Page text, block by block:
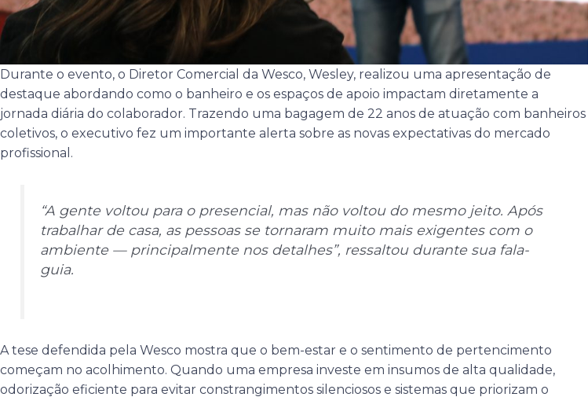
Durante o evento, o Diretor Comercial da Wesco, Wesley, realizou uma apresentação de
destaque abordando como o banheiro e os espaços de apoio impactam diretamente a
jornada diária do colaborador. Trazendo uma bagagem de 22 anos de atuação com banheiros
coletivos, o executivo fez um importante alerta sobre as novas expectativas do mercado
profissional.
“A gente voltou para o presencial, mas não voltou do mesmo jeito. Após
trabalhar de casa, as pessoas se tornaram muito mais exigentes com o
ambiente — principalmente nos detalhes”, ressaltou durante sua fala-
guia.
A tese defendida pela Wesco mostra que o bem-estar e o sentimento de pertencimento
começam no acolhimento. Quando uma empresa investe em insumos de alta qualidade,
odorização eficiente para evitar constrangimentos silenciosos e sistemas que priorizam o